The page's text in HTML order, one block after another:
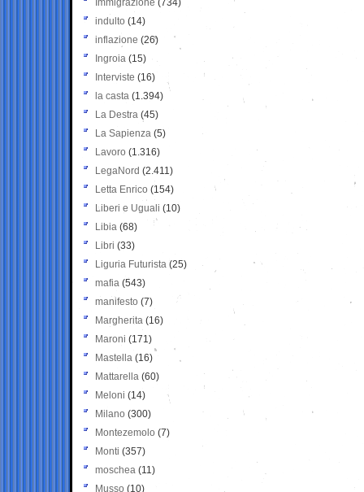
Immigrazione (734)
indulto (14)
inflazione (26)
Ingroia (15)
Interviste (16)
la casta (1.394)
La Destra (45)
La Sapienza (5)
Lavoro (1.316)
LegaNord (2.411)
Letta Enrico (154)
Liberi e Uguali (10)
Libia (68)
Libri (33)
Liguria Futurista (25)
mafia (543)
manifesto (7)
Margherita (16)
Maroni (171)
Mastella (16)
Mattarella (60)
Meloni (14)
Milano (300)
Montezemolo (7)
Monti (357)
moschea (11)
Musso (10)